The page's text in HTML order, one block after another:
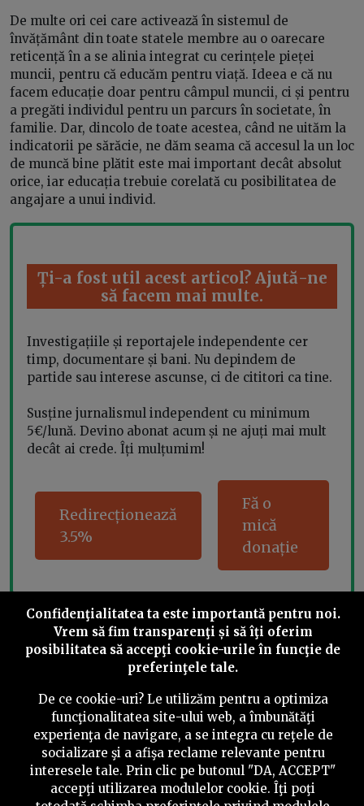
De multe ori cei care activează în sistemul de
învățământ din toate statele membre au o oarecare
reticență în a se alinia integrat cu cerințele pieței
muncii, pentru că educăm pentru viață. Ideea e că nu
facem educație doar pentru câmpul muncii, ci și pentru
a pregăti individul pentru un parcurs în societate, în
familie. Dar, dincolo de toate acestea, când ne uităm la
indicatorii pe sărăcie, ne dăm seama că accesul la un loc
de muncă bine plătit este mai important decât absolut
orice, iar educația trebuie corelată cu posibilitatea de
angajare a unui individ.
Ți-a fost util acest articol? Ajută-ne
să facem mai multe.
Investigațiile și reportajele independente cer
timp, documentare și bani. Nu depindem de
partide sau interese ascunse, ci de cititori ca tine.
Susține jurnalismul independent cu minimum
5€/lună. Devino abonat acum și ne ajuți mai mult
decât ai crede. Îți mulțumim!
Redirecționează
3.5%
Fă o
mică
donație
Share this
©2026 PressOne.ro
Newslettere Despre noi Politica editorială
Confidenţialitatea ta este importantă pentru noi.
Vrem să fim transparenţi și să îţi oferim
posibilitatea să accepţi cookie-urile în funcţie de
preferinţele tale.
De ce cookie-uri? Le utilizăm pentru a optimiza
funcţionalitatea site-ului web, a îmbunătăţi
experienţa de navigare, a se integra cu reţele de
socializare şi a afişa reclame relevante pentru
interesele tale. Prin clic pe butonul "DA, ACCEPT"
accepţi utilizarea modulelor cookie. Îţi poţi